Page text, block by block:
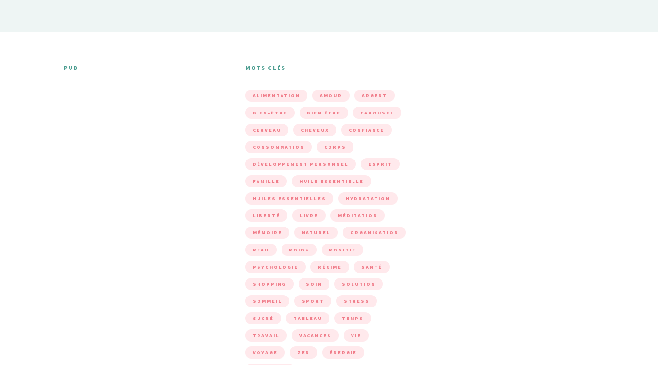
PUB MOTS CLÉS
ALIMENTATION AMOUR ARGENT
BIEN-ÊTRE BIEN ÊTRE CAROUSEL
CERVEAU CHEVEUX CONFIANCE
CONSOMMATION CORPS
DÉVELOPPEMENT PERSONNEL ESPRIT
FAMILLE HUILE ESSENTIELLE
HUILES ESSENTIELLES HYDRATATION
LIBERTÉ LIVRE MÉDITATION
MÉMOIRE NATUREL ORGANISATION
PEAU POIDS POSITIF
PSYCHOLOGIE RÉGIME SANTÉ
SHOPPING SOIN SOLUTION
SOMMEIL SPORT STRESS
SUCRÉ TABLEAU TEMPS
TRAVAIL VACANCES VIE
VOYAGE ZEN ÉNERGIE